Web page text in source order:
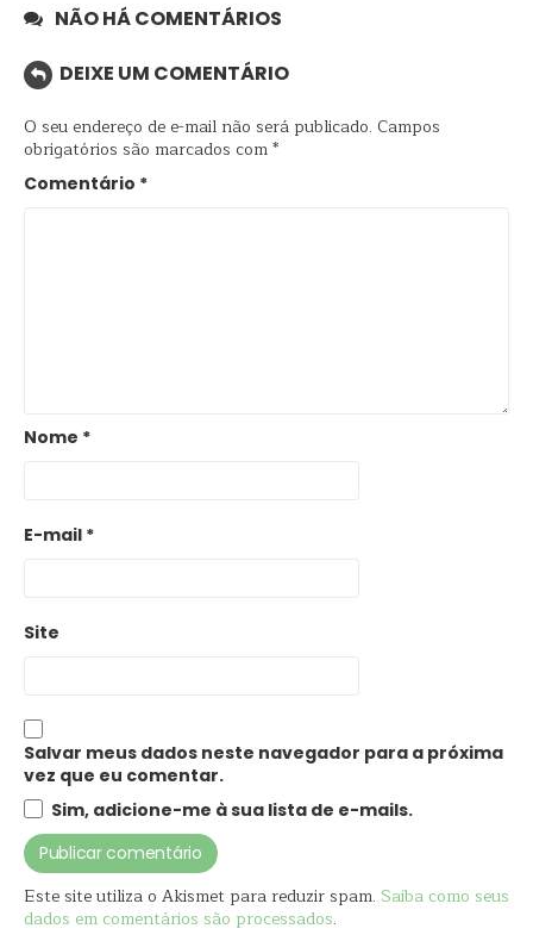
NÃO HÁ COMENTÁRIOS
DEIXE UM COMENTÁRIO
O seu endereço de e-mail não será publicado. Campos
obrigatórios são marcados com*
Comentário *
Nome *
E-mail *
Site
Salvar meus dados neste navegador para a próxima
vez que eu comentar.
Sim, adicione-me à sua lista de e-mails.
Este site utiliza o Akismet para reduzir spam. Saiba como seus
dados em comentários são processados.